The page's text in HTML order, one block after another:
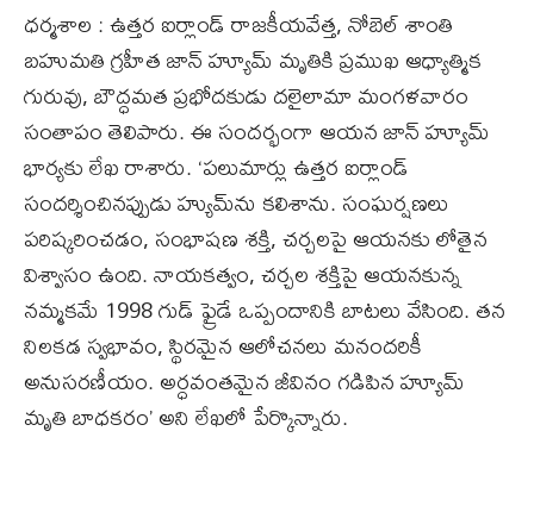
ధర్మశాల : ఉత్తర ఐర్లాండ్‌ రాజకీయవేత్త, నోబెల్ శాంతి
బహుమతి గ్రహీత జాన్ హ్యూమ్ మృతికి ప్రముఖ ఆధ్యాత్మిక
గురువు, బౌద్ధమత ప్రభోదకుడు దలైలామా మంగళవారం
సంతాపం తెలిపారు. ఈ సందర్భంగా ఆయన జాన్ హ్యూమ్
భార్యకు లేఖ రాశారు. ‘పలుమార్లు ఉత్తర ఐర్లాండ్‌
సందర్శించినప్పుడు హ్యుమ్‌ను కలిశాను. సంఘర్షణలు
పరిష్కరించడం, సంభాషణ శక్తి, చర్చలపై ఆయనకు లోతైన
విశ్వాసం ఉంది. నాయకత్వం, చర్చల శక్తిపై ఆయనకున్న
నమ్మకమే 1998 గుడ్ ఫ్రైడే ఒప్పందానికి బాటలు వేసింది. తన
నిలకడ స్వభావం, స్థిరమైన ఆలోచనలు మనందరికీ
అనుసరణీయం. అర్ధవంతమైన జీవినం గడిపిన హ్యూమ్‌
మృతి బాధకరం’ అని లేఖలో పేర్కొన్నారు.